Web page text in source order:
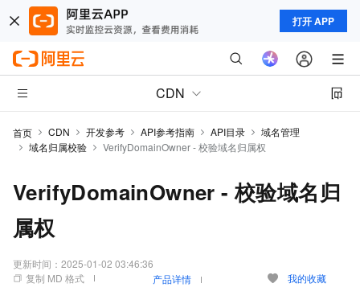
打开 APP
CDN
首页 CDN 开发参考 API参考指南 API目录
域名管理
域名归属校验
VerifyDomainOwner - 校验域名归属权
VerifyDomainOwner - 校验域名归
属权
更新时间： 2025-01-02 03:46:36
复制 MD 格式
产品详情 我的收藏